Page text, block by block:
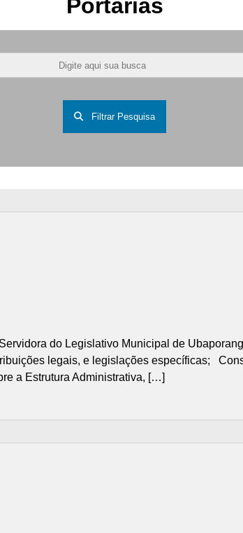
Portarias
Filtrar Pesquisa
do Legislativo Municipal de
legais, e legislações específicas;
a Estrutura Administrativa, […]